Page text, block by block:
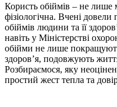
Користь обіймів – не лише
фізіологічна. Вчені
обіймів людини та її
навіть у Міністерстві
обійми не лише
здоров’я, подовжують
Розбираємося, яку
простий жест тепла та